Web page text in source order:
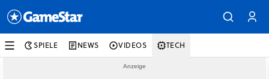
SPIELE NEWS VIDEOS TECH